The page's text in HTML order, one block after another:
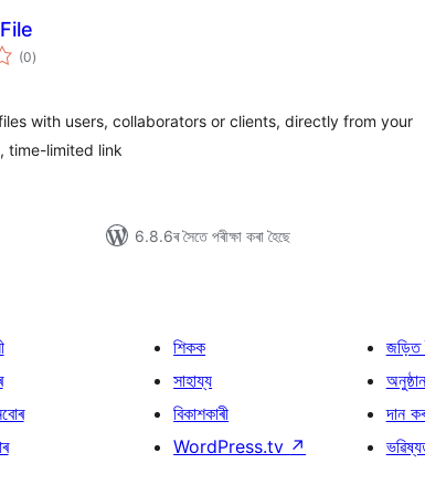
(0টা
মুঠ)
with users, collaborators or clients, directly from your
time-limited link
6.8.6ৰ সৈতে পৰীক্ষা কৰা হৈছে
শিকক
সাহায্য
বিকাশকাৰী
WordPress.tv ↗
জড়িত
দান